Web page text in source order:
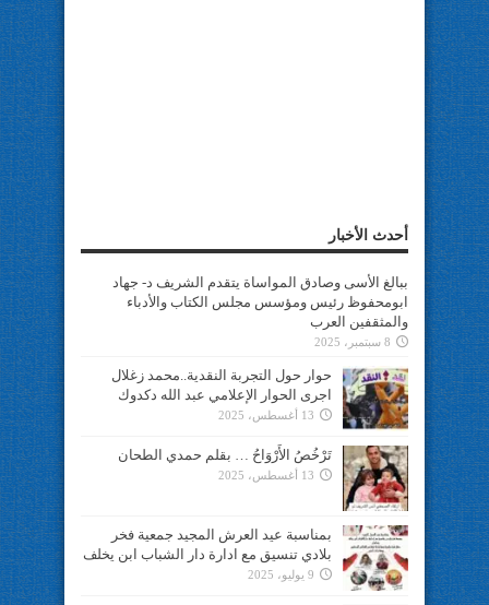
أحدث الأخبار
ببالغ الأسى وصادق المواساة يتقدم الشريف د- جهاد
ابومحفوظ رئيس ومؤسس مجلس الكتاب والأدباء
والمثقفين العرب
8 سبتمبر، 2025
حوار حول التجربة النقدية..محمد زغلال
اجرى الحوار الإعلامي عبد الله دكدوك
13 أغسطس، 2025
تَرْخُصُ الأَرْوَاحُ … بقلم حمدي الطحان
13 أغسطس، 2025
بمناسبة عيد العرش المجيد جمعية فخر
بلادي تنسيق مع ادارة دار الشباب ابن يخلف
9 يوليو، 2025